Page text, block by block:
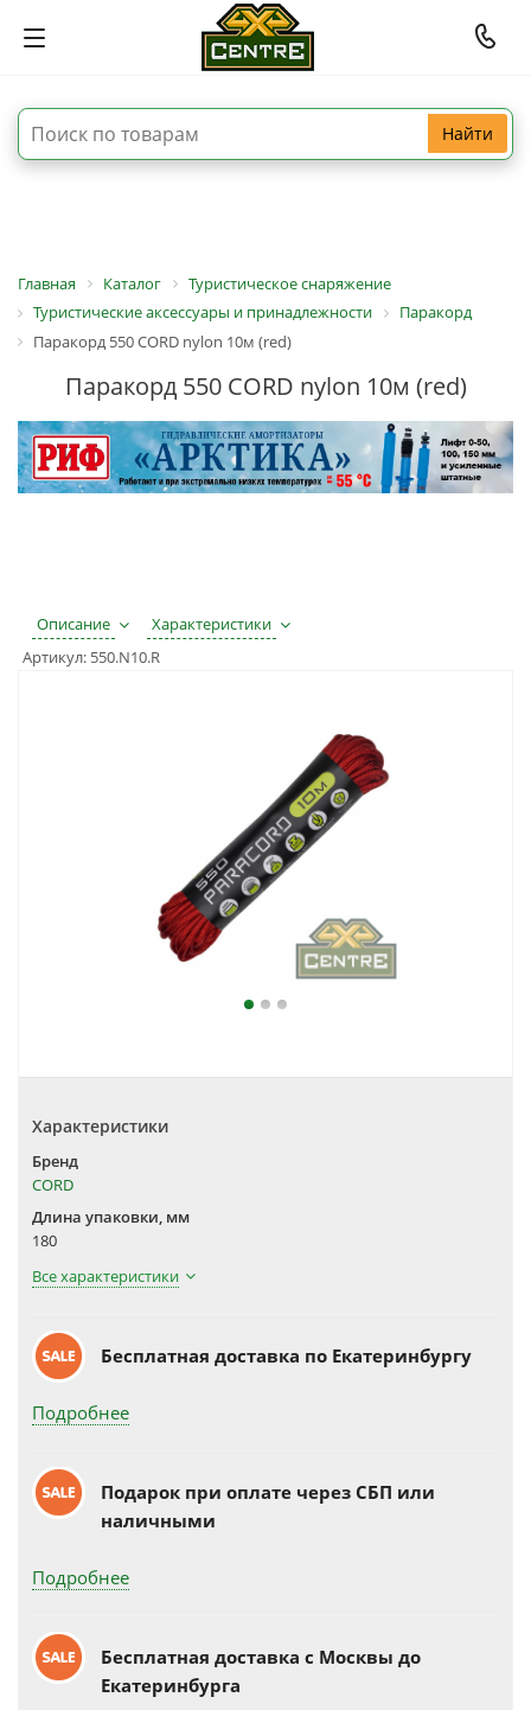
Найти
Главная Каталог
Туристическое снаряжение
Туристические аксессуары и принадлежности
Паракорд
Паракорд 550 CORD nylon 10м (red)
Паракорд 550 CORD nylon 10м (red)
Описание
Характеристики
Артикул: 550.N10.R
Характеристики
Бренд
CORD
Длина упаковки, мм
180
Все характеристики
Бесплатная доставка по Екатеринбургу
Подробнее
Подарок при оплате через СБП или
наличными
Подробнее
Бесплатная доставка c Москвы до
Екатеринбурга